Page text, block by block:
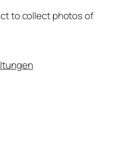
to collect photos of